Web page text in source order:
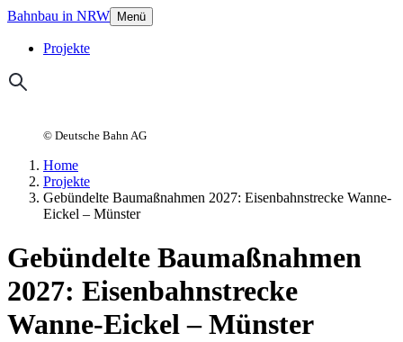
Bahnbau in NRW Menü
Projekte
© Deutsche Bahn AG
Home
Projekte
Gebündelte Baumaßnahmen 2027: Eisenbahnstrecke Wanne-
Eickel – Münster
Gebündelte Baumaßnahmen
2027: Eisenbahnstrecke
Wanne-Eickel – Münster